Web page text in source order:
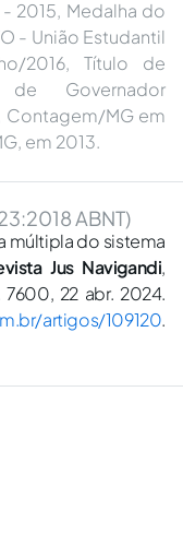
2015, Medalha do
- União Estudantil
2016, Título de
Governador
Contagem/MG em
em 2013.
ABNT)
múltipla do sistema
Jus Navigandi,
7600, 22 abr. 2024.
artigos/109120.